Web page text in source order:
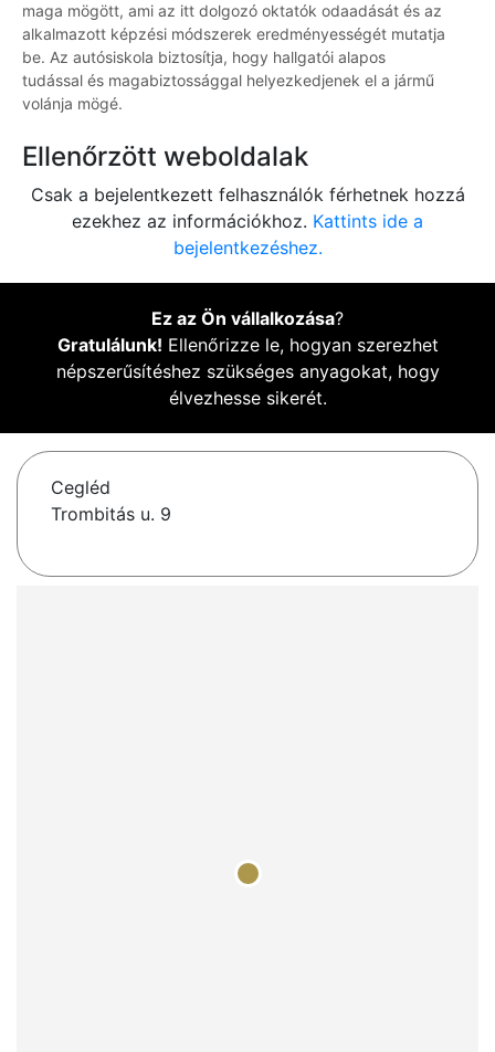
maga mögött, ami az itt dolgozó oktatók odaadását és az
alkalmazott képzési módszerek eredményességét mutatja
be. Az autósiskola biztosítja, hogy hallgatói alapos
tudással és magabiztossággal helyezkedjenek el a jármű
volánja mögé.
Ellenőrzött weboldalak
Csak a bejelentkezett felhasználók férhetnek hozzá
ezekhez az információkhoz. Kattints ide a
bejelentkezéshez.
Ez az Ön vállalkozása?
Gratulálunk! Ellenőrizze le, hogyan szerezhet
népszerűsítéshez szükséges anyagokat, hogy
élvezhesse sikerét.
Cegléd
Trombitás u. 9